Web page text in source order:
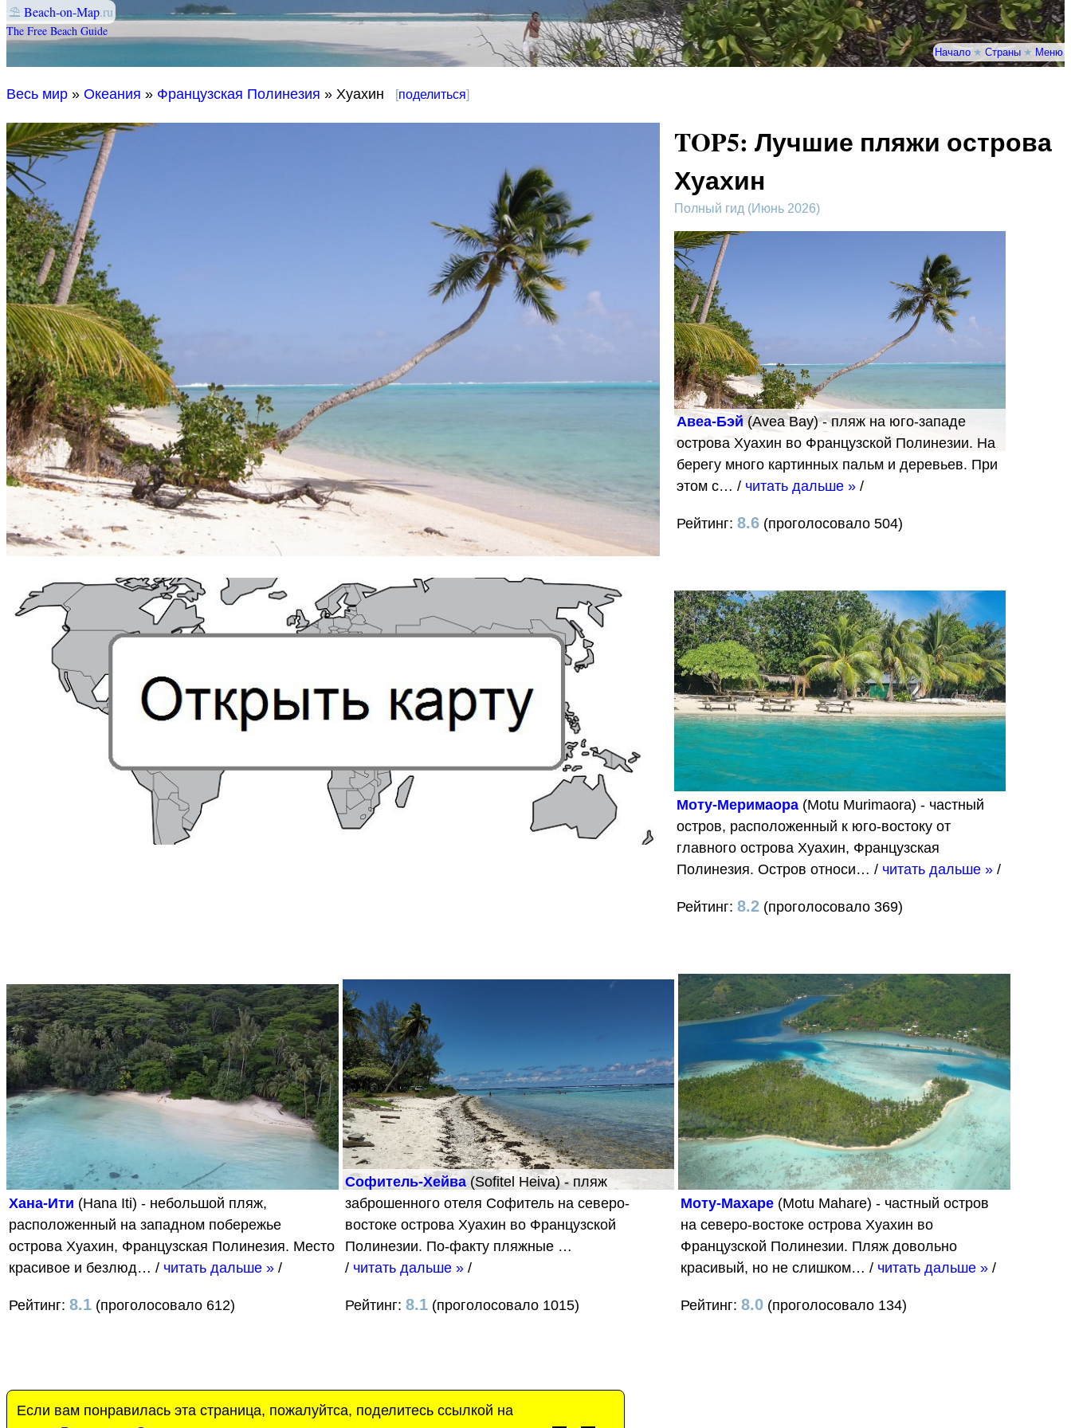
⛱ Beach-on-Map.ru
The Free Beach Guide
Начало★ Страны ★ Меню
Весь мир » Океания » Французская Полинезия » Хуахин [поделиться]
TOP5: Лучшие пляжи острова
Хуахин
Полный гид (Июнь 2026)
Авеа-Бэй(Avea Bay) - пляж на юго-западе
острова Хуахин во Французской Полинезии. На
берегу много картинных пальм и деревьев. При
этом с… / читать дальше »/
Рейтинг: 8.6(проголосовало 504)
Моту-Меримаора(Motu Murimaora) - частный
остров, расположенный к юго-востоку от
главного острова Хуахин, Французская
Полинезия. Остров относи… / читать дальше »/
Рейтинг: 8.2(проголосовало 369)
Хана-Ити (Hana Iti) - небольшой пляж,
расположенный на западном побережье
острова Хуахин, Французская Полинезия. Место
красивое и безлюд… / читать дальше » /
Рейтинг: 8.1 (проголосовало 612)
Софитель-Хейва(Sofitel Heiva) - пляж
заброшенного отеля Софитель на северо-
востоке острова Хуахин во Французской
Полинезии. По-факту пляжные …
/ читать дальше »/
Рейтинг: 8.1(проголосовало 1015)
Моту-Махаре (Motu Mahare) - частный остров
на северо-востоке острова Хуахин во
Французской Полинезии. Пляж довольно
красивый, но не слишком…/ читать дальше » /
Рейтинг:8.0 (проголосовало 134)
Если вам понравилась эта страница, пожалуйтса, поделитесь ссылкой на